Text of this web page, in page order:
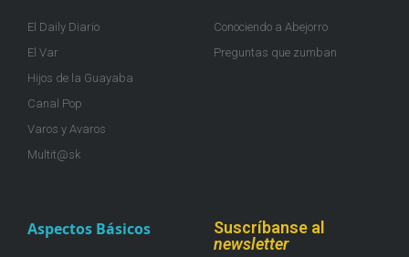
El Daily Diario
El Var
Hijos de la Guayaba
Canal Pop
Varos y Avaros
Multit@sk
Conociendo a Abejorro
Preguntas que zumban
Aspectos Básicos
Suscríbanse al
newsletter